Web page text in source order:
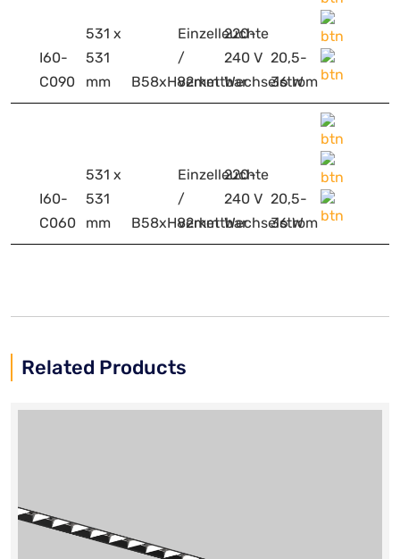
I60-
C090
531 x
531
mm
B58xH82mm
Einzelleuchte
/
verkettbar
220-
240 V
Wechselstrom
20,5-
36 W
I60-
C060
531 x
531
mm
B58xH82mm
Einzelleuchte
/
verkettbar
220-
240 V
Wechselstrom
20,5-
36 W
Related Products